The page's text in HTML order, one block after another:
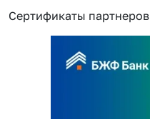
Сертификаты партнеров